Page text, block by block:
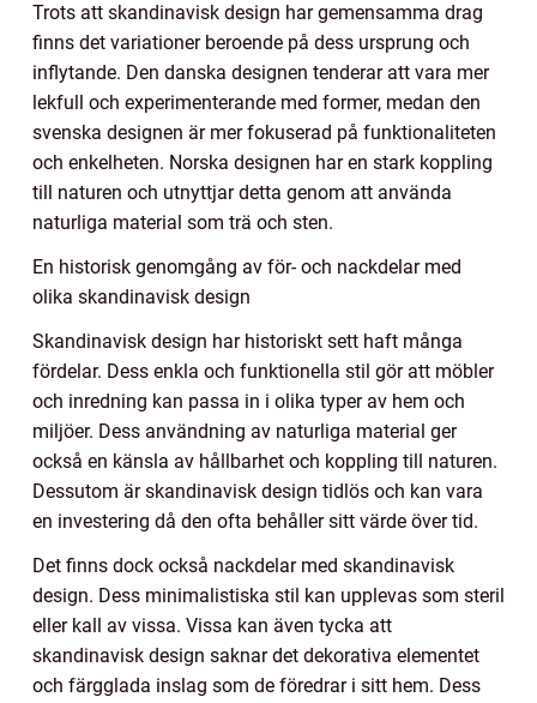
Trots att skandinavisk design har gemensamma drag
finns det variationer beroende på dess ursprung och
inflytande. Den danska designen tenderar att vara mer
lekfull och experimenterande med former, medan den
svenska designen är mer fokuserad på funktionaliteten
och enkelheten. Norska designen har en stark koppling
till naturen och utnyttjar detta genom att använda
naturliga material som trä och sten.
En historisk genomgång av för- och nackdelar med
olika skandinavisk design
Skandinavisk design har historiskt sett haft många
fördelar. Dess enkla och funktionella stil gör att möbler
och inredning kan passa in i olika typer av hem och
miljöer. Dess användning av naturliga material ger
också en känsla av hållbarhet och koppling till naturen.
Dessutom är skandinavisk design tidlös och kan vara
en investering då den ofta behåller sitt värde över tid.
Det finns dock också nackdelar med skandinavisk
design. Dess minimalistiska stil kan upplevas som steril
eller kall av vissa. Vissa kan även tycka att
skandinavisk design saknar det dekorativa elementet
och färgglada inslag som de föredrar i sitt hem. Dess